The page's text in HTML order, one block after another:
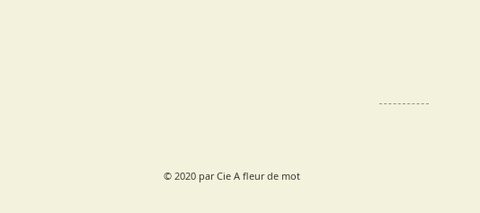
© 2020 par Cie A fleur de mot